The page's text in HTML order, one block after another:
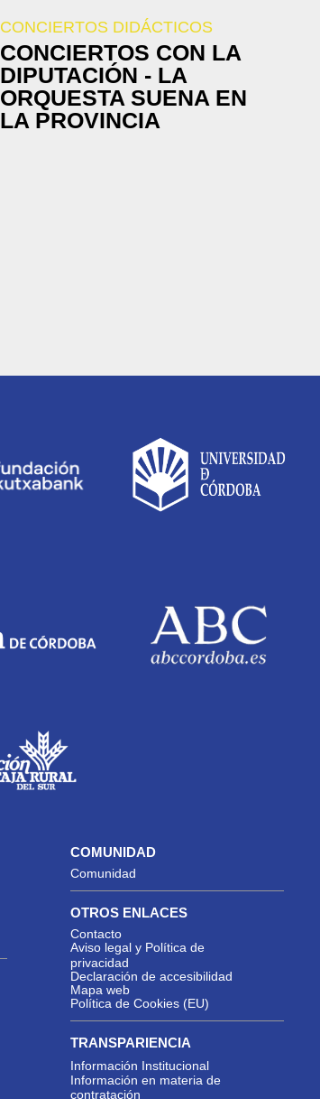
CONCIERTOS DIDÁCTICOS
CONCIERTOS CON LA
DIPUTACIÓN - LA
ORQUESTA SUENA EN
LA PROVINCIA
COMUNIDAD
Comunidad
OTROS ENLACES
Contacto
Aviso legal y Política de
privacidad
Declaración de accesibilidad
Mapa web
Política de Cookies (EU)
TRANSPARIENCIA
Información Institucional
Información en materia de
contratación